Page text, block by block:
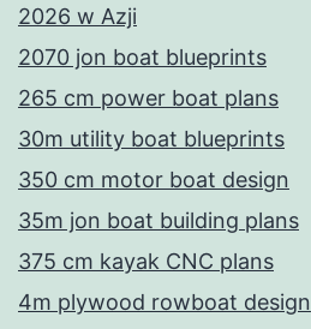
2026 w Azji
2070 jon boat blueprints
265 cm power boat plans
30m utility boat blueprints
350 cm motor boat design
35m jon boat building plans
375 cm kayak CNC plans
4m plywood rowboat design